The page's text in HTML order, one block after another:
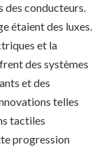
des conducteurs.
étaient des luxes.
et la
des systèmes
et des
telles
tactiles
progression